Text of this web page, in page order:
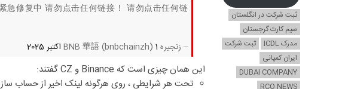
急修复中 请勿点击任何链接！ 请勿点击任何链
– زنجیره BNB 華語 (bnbchainzh) 1 اکتبر 2025
این همان چیزی است که Binance و CZ گفتند:
تحت هر شرایطی ، روی هرگونه لینک اخیر از حساب
ثبت شرکت در انگلستان
سیم کارت گرجستان
مدرک ICDL
ثبت شرکت
ایران کمپانی
DUBAI COMPANY
RCO NEWS